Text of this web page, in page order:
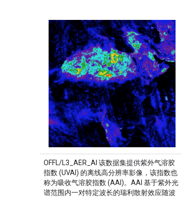
OFFL/L3_AER_AI 该数据集提供紫外气溶胶
指数 (UVAI) 的离线高分辨率影像，该指数也
称为吸收气溶胶指数 (AAI)。AAI 基于紫外光
谱范围内一对特定波长的瑞利散射效应随波